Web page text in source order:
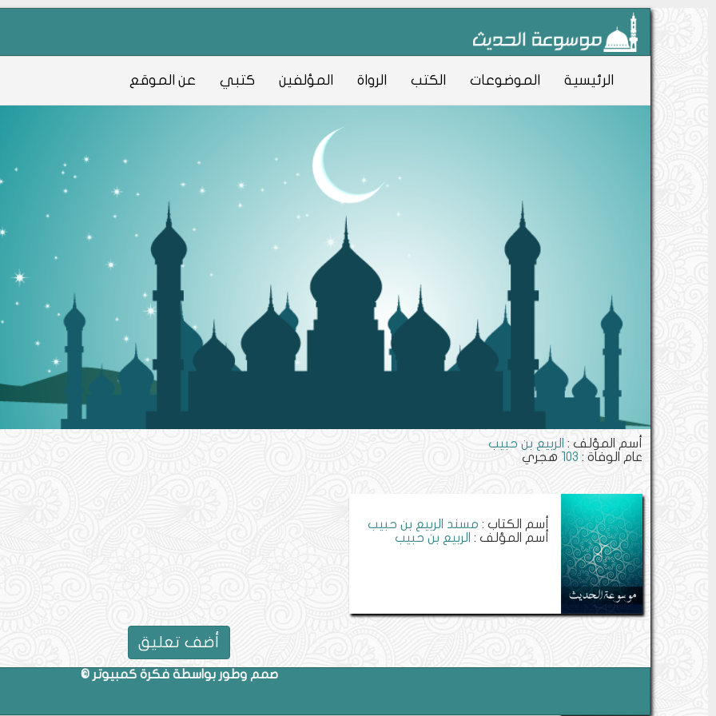
الرئيسية الموضوعات الكتب الرواة المؤلفين كتبي عن الموقع
أسم المؤلف : الربيع بن حبيب
عام الوفاة : 103 هجري
أسم الكتاب : مسند الربيع بن حبيب
أسم المؤلف : الربيع بن حبيب
أضف تعليق
صمم وطور بواسطة فكرة كمبيوتر ©